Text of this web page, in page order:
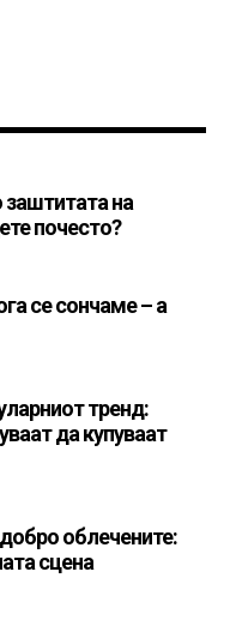
на
почесто?
се сончаме – а
тренд:
да купуваат
облечените:
сцена